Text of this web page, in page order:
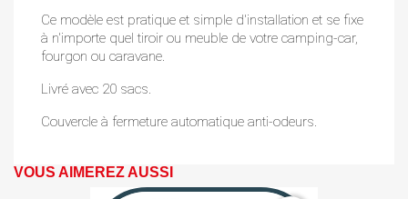
Ce modèle est pratique et simple d'installation et se fixe
à n'importe quel tiroir ou meuble de votre camping-car,
fourgon ou caravane.
Livré avec 20 sacs.
Couvercle à fermeture automatique anti-odeurs.
VOUS AIMEREZ AUSSI